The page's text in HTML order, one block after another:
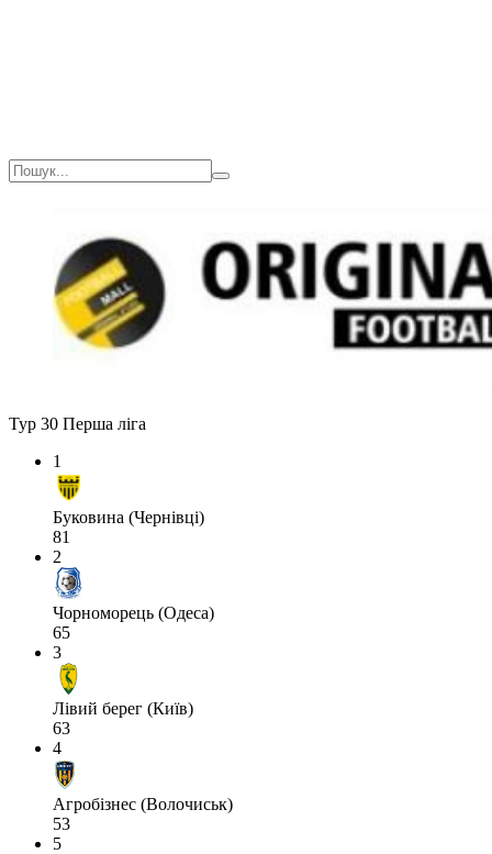
Тур 30 Перша ліга
1
Буковина (Чернівці)
81
2
Чорноморець (Одеса)
65
3
Лівий берег (Київ)
63
4
Агробізнес (Волочиськ)
53
5